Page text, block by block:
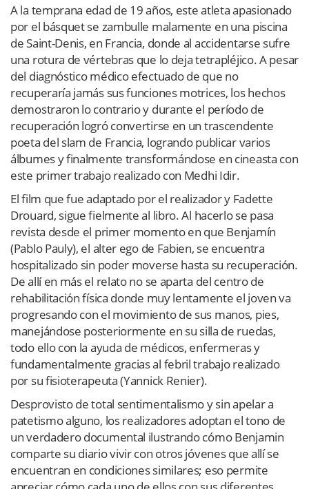
A la temprana edad de 19 años, este atleta apasionado
por el básquet se zambulle malamente en una piscina
de Saint-Denis, en Francia, donde al accidentarse sufre
una rotura de vértebras que lo deja tetrapléjico. A pesar
del diagnóstico médico efectuado de que no
recuperaría jamás sus funciones motrices, los hechos
demostraron lo contrario y durante el período de
recuperación logró convertirse en un trascendente
poeta del slam de Francia, logrando publicar varios
álbumes y finalmente transformándose en cineasta con
este primer trabajo realizado con Medhi Idir.
El film que fue adaptado por el realizador y Fadette
Drouard, sigue fielmente al libro. Al hacerlo se pasa
revista desde el primer momento en que Benjamín
(Pablo Pauly), el alter ego de Fabien, se encuentra
hospitalizado sin poder moverse hasta su recuperación.
De allí en más el relato no se aparta del centro de
rehabilitación física donde muy lentamente el joven va
progresando con el movimiento de sus manos, pies,
manejándose posteriormente en su silla de ruedas,
todo ello con la ayuda de médicos, enfermeras y
fundamentalmente gracias al febril trabajo realizado
por su fisioterapeuta (Yannick Renier).
Desprovisto de total sentimentalismo y sin apelar a
patetismo alguno, los realizadores adoptan el tono de
un verdadero documental ilustrando cómo Benjamin
comparte su diario vivir con otros jóvenes que allí se
encuentran en condiciones similares; eso permite